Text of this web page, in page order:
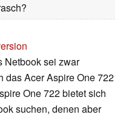
Netbook sei zwar
das Acer Aspire One 722
One 722 bietet sich
suchen, denen aber